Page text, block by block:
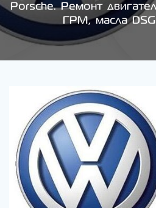
Porsche. Ремонт
ГРМ, масла